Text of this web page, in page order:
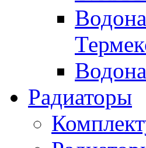
Радиаторы